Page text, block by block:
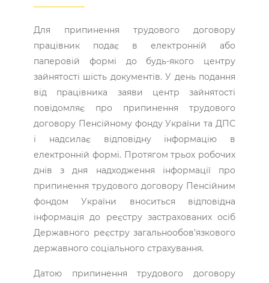
Для припинення трудового договору
працівник подає в електронній або
паперовій формі до будь-якого центру
зайнятості шість документів. У день подання
від працівника заяви центр зайнятості
повідомляє про припинення трудового
договору Пенсійному фонду України та ДПС
і надсилає відповідну інформацію в
електронній формі. Протягом трьох робочих
днів з дня надходження інформації про
припинення трудового договору Пенсійним
фондом України вноситься відповідна
інформація до реєстру застрахованих осіб
Державного реєстру загальнообов’язкового
державного соціального страхування.
Датою припинення трудового договору